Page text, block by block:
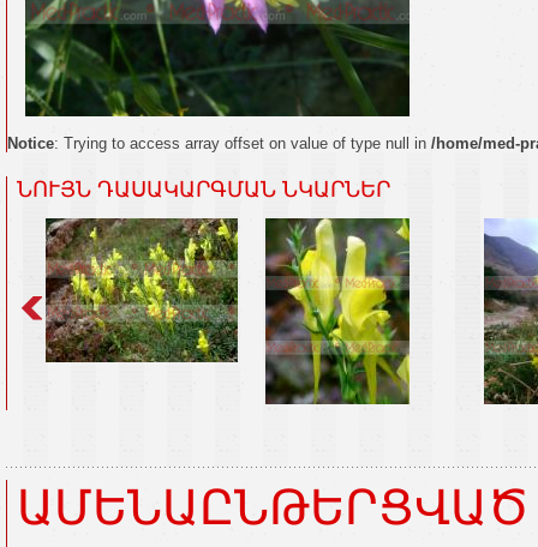
Notice: Trying to access array offset on value of type null in /home/med-
ՆՈՒՅՆ ԴԱՍԱԿԱՐԳՄԱՆ ՆԿԱՐՆԵՐ